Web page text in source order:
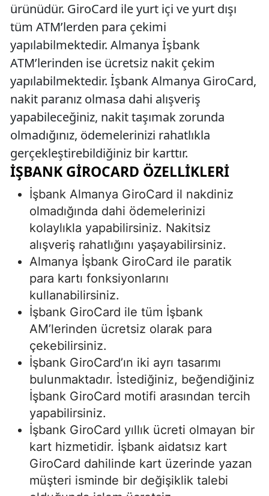
ürünüdür. GiroCard ile yurt içi ve yurt dışı
tüm ATM’lerden para çekimi
yapılabilmektedir. Almanya İşbank
ATM’lerinden ise ücretsiz nakit çekim
yapılabilmektedir. İşbank Almanya GiroCard,
nakit paranız olmasa dahi alışveriş
yapabileceğiniz, nakit taşımak zorunda
olmadığınız, ödemelerinizi rahatlıkla
gerçekleştirebildiğiniz bir karttır.
İŞBANK GIROCARD ÖZELLIKLERI
İşbank Almanya GiroCard il nakdiniz
olmadığında dahi ödemelerinizi
kolaylıkla yapabilirsiniz. Nakitsiz
alışveriş rahatlığını yaşayabilirsiniz.
Almanya İşbank GiroCard ile paratik
para kartı fonksiyonlarını
kullanabilirsiniz.
İşbank GiroCard ile tüm İşbank
AM’lerinden ücretsiz olarak para
çekebilirsiniz.
İşbank GiroCard’ın iki ayrı tasarımı
bulunmaktadır. İstediğiniz, beğendiğiniz
İşbank GiroCard motifi arasından tercih
yapabilirsiniz.
İşbank GiroCard yıllık ücreti olmayan bir
kart hizmetidir. İşbank aidatsız kart
GiroCard dahilinde kart üzerinde yazan
müşteri isminde bir değişiklik talebi